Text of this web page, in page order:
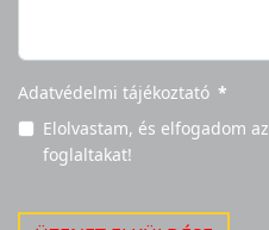
Adatvédelmi tájékoztató *
Elolvastam, és elfogadom az
foglaltakat!